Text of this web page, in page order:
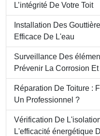
L’intégrité De Votre Toit
Installation Des
Efficace De L'eau
Surveillance Des
Prévenir La Corrosion
Réparation De Toiture :
Un Professionnel ?
Vérification De
L'efficacité énergétique